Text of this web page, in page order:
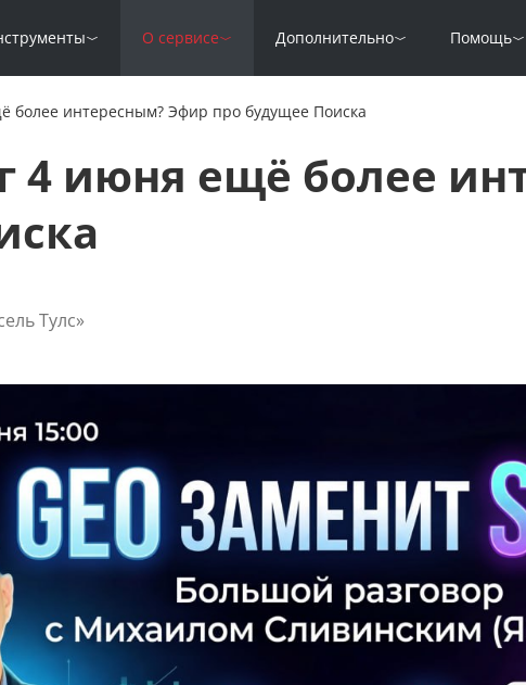
О сервисе Дополнительно Помощь
более интересным? Эфир про будущее Поиска
4 июня ещё более
Тулс»